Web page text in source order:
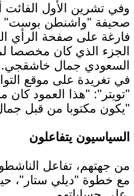
وفي تشرين الأول الفائت
صحيفة "واشنطن بوست"
فارغة على صفحة الرأي
الجزء الذي كان مخصصا
السعودي جمال
في تغريدة على موقع
"تويتر": "هذا العمود
يكون مكتوبا من قبل جمال"
السياسيون يتفاعلون
من جهتهم، تفاعل
مع خطوة "ديلي ستار"،